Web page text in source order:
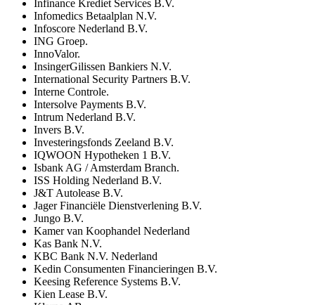
Infinance Krediet Services B.V.
Infomedics Betaalplan N.V.
Infoscore Nederland B.V.
ING Groep.
InnoValor.
InsingerGilissen Bankiers N.V.
International Security Partners B.V.
Interne Controle.
Intersolve Payments B.V.
Intrum Nederland B.V.
Invers B.V.
Investeringsfonds Zeeland B.V.
IQWOON Hypotheken 1 B.V.
Isbank AG / Amsterdam Branch.
ISS Holding Nederland B.V.
J&T Autolease B.V.
Jager Financiële Dienstverlening B.V.
Jungo B.V.
Kamer van Koophandel Nederland
Kas Bank N.V.
KBC Bank N.V. Nederland
Kedin Consumenten Financieringen B.V.
Keesing Reference Systems B.V.
Kien Lease B.V.